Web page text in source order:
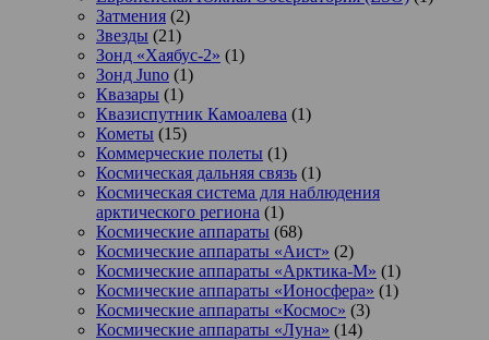
Затмения (2)
Звезды (21)
Зонд «Хаябус-2» (1)
Зонд Juno (1)
Квазары (1)
Квазиспутник Камоалева (1)
Кометы (15)
Коммерческие полеты (1)
Космическая дальняя связь (1)
Космическая система для наблюдения
арктического региона (1)
Космические аппараты (68)
Космические аппараты «Аист» (2)
Космические аппараты «Арктика-М» (1)
Космические аппараты «Ионосфера» (1)
Космические аппараты «Космос» (3)
Космические аппараты «Луна» (14)